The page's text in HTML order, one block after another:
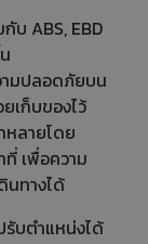
บ ABS, EBD
ามปลอดภัยบน
เก็บของไว้
หลายโดย
ที่ เพื่อความ
นทางได้
บตำแหน่งได้